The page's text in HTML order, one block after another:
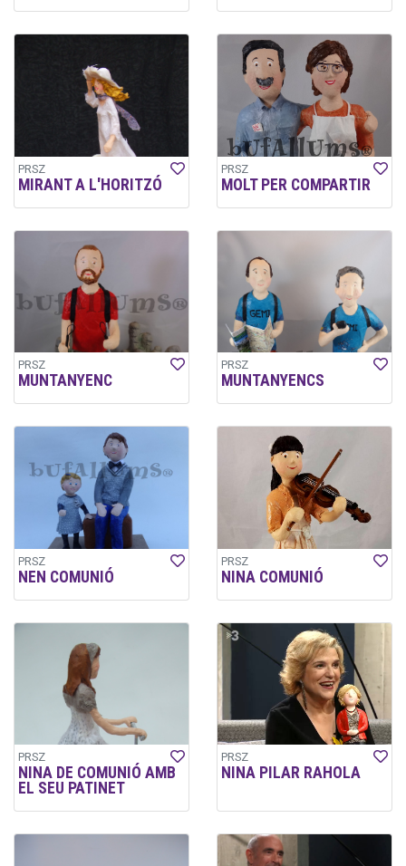
PRSZ
MIRANT A L'HORITZÓ
PRSZ
MOLT PER COMPARTIR
PRSZ
MUNTANYENC
PRSZ
MUNTANYENCS
PRSZ
NEN COMUNIÓ
PRSZ
NINA COMUNIÓ
PRSZ
NINA DE COMUNIÓ AMB
EL SEU PATINET
PRSZ
NINA PILAR RAHOLA